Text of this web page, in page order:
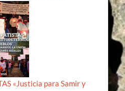
«Justicia para Samir y